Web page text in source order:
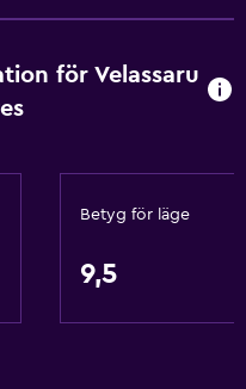
för Velassaru
Betyg för läge
9,5